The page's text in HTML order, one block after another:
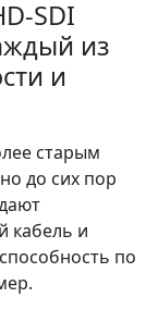
SDI
из
и
старым
до сих пор
кабель и
по